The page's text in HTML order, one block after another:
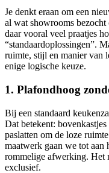
Je denkt eraan om een
al wat showrooms
daar vooral veel praatjes
“standaardoplossingen”.
ruimte, stijl en manier van
enige logische keuze.
1. Plafondhoog
Bij een standaard
Dat betekent:
paslatten om de loze
maatwerk gaan we tot aan
rommelige afwerking. Het
exclusief.